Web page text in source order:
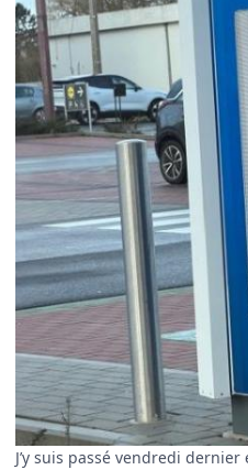
J’y suis passé vendredi